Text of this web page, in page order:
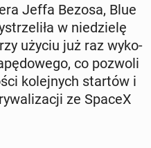
Jeffa Bezosa, Blue
w nie­dzie­lę
użyciu już raz wy­ko­
co pozwoli
ko­lej­nych startów i
ze SpaceX